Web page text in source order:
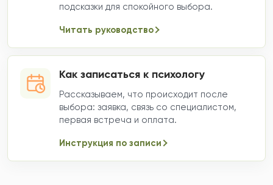
подсказки для спокойного выбора.
Читать руководство
Как записаться к психологу
Рассказываем, что происходит после
выбора: заявка, связь со специалистом,
первая встреча и оплата.
Инструкция по записи